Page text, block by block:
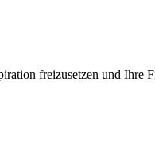
freizusetzen und Ihre